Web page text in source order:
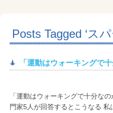
Posts Tagged ‘ス
「運動はウォーキングで十
「運動はウォーキングで十分な
門家5人が回答するとこうなる 私